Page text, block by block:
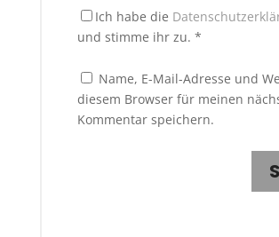
Ich habe die
und stimme ihr zu. *
Name, E-Mail-Adresse und
diesem Browser für meinen
Kommentar speichern.